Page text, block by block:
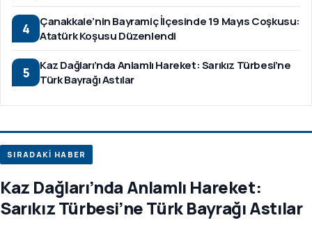
4
Çanakkale’nin Bayramiç İlçesinde 19 Mayıs Coşkusu:
Atatürk Koşusu Düzenlendi
5
Kaz Dağları’nda Anlamlı Hareket: Sarıkız Türbesi’ne
Türk Bayrağı Astılar
SIRADAKİ HABER
Kaz Dağları’nda Anlamlı Hareket:
Sarıkız Türbesi’ne Türk Bayrağı Astılar